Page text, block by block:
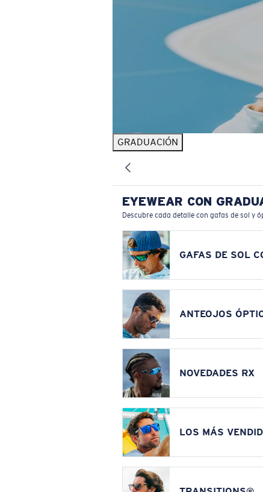
GRADUACIÓN
EYEWEAR CON
Descubre cada detalle con gafas de sol y
GAFAS DE SOL
ANTEOJOS
NOVEDADES RX
LOS MÁS